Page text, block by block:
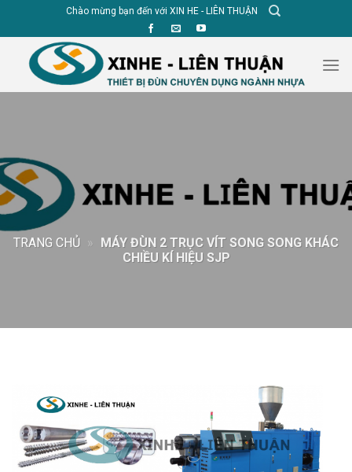
content
Chào mừng bạn đến với XIN HE - LIÊN THUẬN
TRANG CHỦ »
MÁY ĐÙN 2 TRỤC VÍT SONG SONG KHÁC
CHIỀU KÍ HIỆU SJP